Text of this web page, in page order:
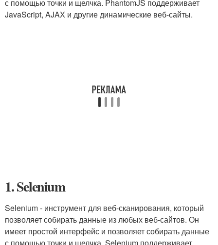
с помощью точки и щелчка. PhantomJS поддерживает
JavaScript, AJAX и другие динамические веб-сайты.
1. Selenium
Selenium - инструмент для веб-сканирования, который
позволяет собирать данные из любых веб-сайтов. Он
имеет простой интерфейс и позволяет собирать данные